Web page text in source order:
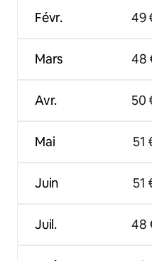
Févr.
Mars
Avr.
Mai
Juin
Juil.
49
48
50
51
51
48